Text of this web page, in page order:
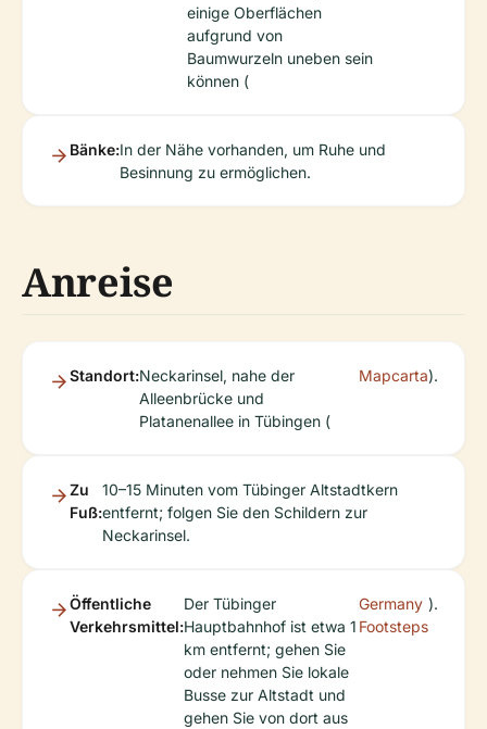
einige Oberflächen
aufgrund von
Baumwurzeln uneben sein
können (
Bänke:In der Nähe vorhanden, um Ruhe und
Besinnung zu ermöglichen.
Anreise
Standort:Neckarinsel, nahe der
Alleenbrücke und
Platanenallee in Tübingen (
Mapcarta).
Zu
Fuß:
10–15 Minuten vom Tübinger Altstadtkern
entfernt; folgen Sie den Schildern zur
Neckarinsel.
Öffentliche
Verkehrsmittel:
Der Tübinger
Hauptbahnhof ist etwa 1
km entfernt; gehen Sie
oder nehmen Sie lokale
Busse zur Altstadt und
gehen Sie von dort aus
Germany
Footsteps
).